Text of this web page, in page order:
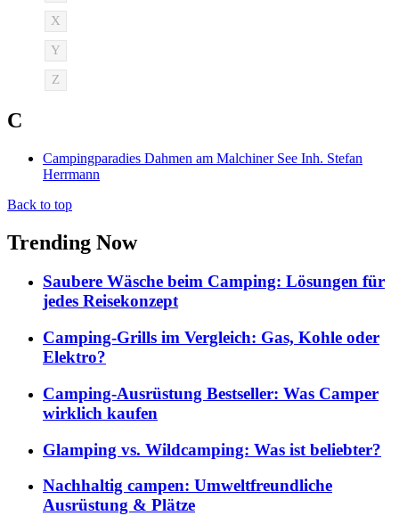
X
Y
Z
C
Campingparadies Dahmen am Malchiner See Inh. Stefan
Herrmann
Back to top
Trending Now
Saubere Wäsche beim Camping: Lösungen für
jedes Reisekonzept
Camping-Grills im Vergleich: Gas, Kohle oder
Elektro?
Camping-Ausrüstung Bestseller: Was Camper
wirklich kaufen
Glamping vs. Wildcamping: Was ist beliebter?
Nachhaltig campen: Umweltfreundliche
Ausrüstung & Plätze